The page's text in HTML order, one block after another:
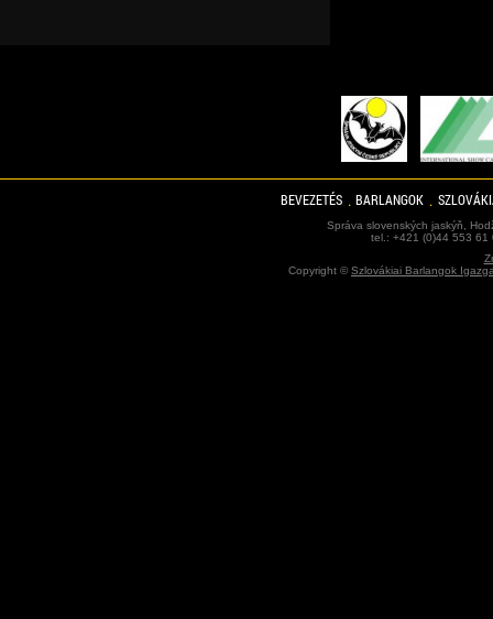
BEVEZETÉS BARLANGOK
Správa slovenských jaskýň,
tel.: +421 (0)44 553
Copyright ©Szlovákiai Barlangok